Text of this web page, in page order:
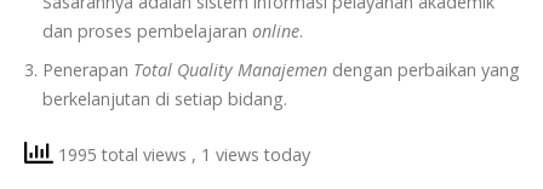
dan proses pembelajaran online.
Penerapan Total Quality Manajemen dengan perbaikan yang
berkelanjutan di setiap bidang.
1995 total views , 1 views today